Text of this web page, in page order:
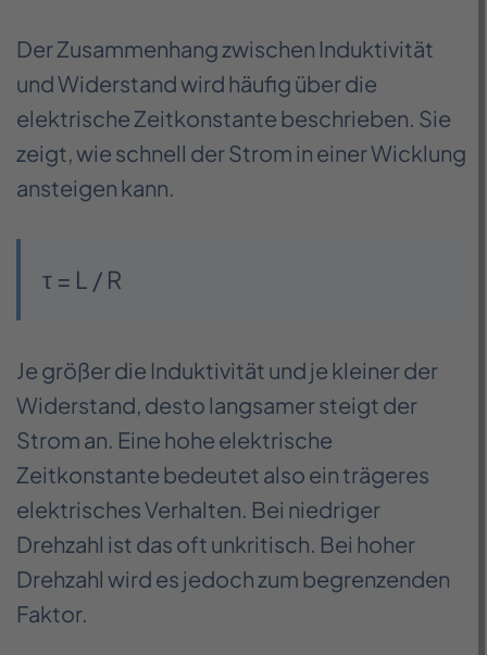
Der Zusammenhang zwischen Induktivität
und Widerstand wird häufig über die
elektrische Zeitkonstante beschrieben. Sie
zeigt, wie schnell der Strom in einer Wicklung
ansteigen kann.
τ = L / R
Je größer die Induktivität und je kleiner der
Widerstand, desto langsamer steigt der
Strom an. Eine hohe elektrische
Zeitkonstante bedeutet also ein trägeres
elektrisches Verhalten. Bei niedriger
Drehzahl ist das oft unkritisch. Bei hoher
Drehzahl wird es jedoch zum begrenzenden
Faktor.